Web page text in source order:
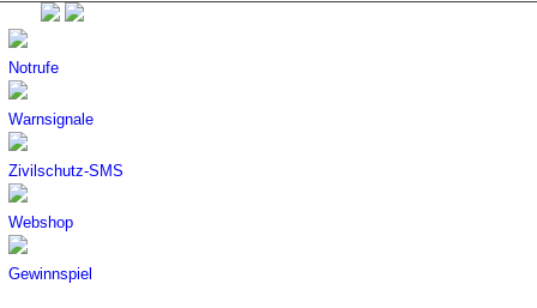
Notrufe
Warnsignale
Zivilschutz-SMS
Webshop
Gewinnspiel